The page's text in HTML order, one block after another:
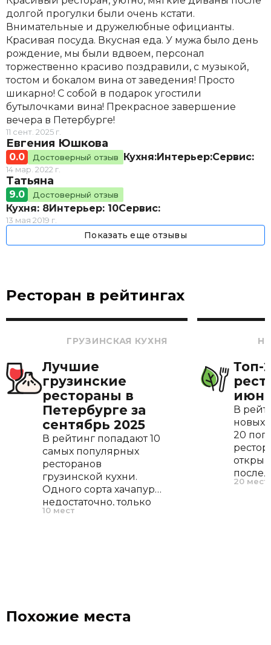
долгой прогулки были очень кстати.
Внимательные и дружелюбные официанты.
Красивая посуда. Вкусная еда. У мужа было день
рождение, мы были вдвоем, персонал
торжественно красиво поздравили, с музыкой,
тостом и бокалом вина от заведения! Просто
шикарно! С собой в подарок угостили
бутылочками вина! Прекрасное завершение
вечера в Петербурге!
11 сент. 2025 г.
Евгения Юшкова
0.0 Достоверный отзыв Кухня:Интерьер:Сервис:
14 мар. 2022 г.
Татьяна
9.0 Достоверный отзыв
Кухня: 8Интерьер: 10Сервис:
13 мая 2019 г.
Показать еще отзывы
Ресторан в рейтингах
ГРУЗИНСКАЯ КУХНЯ
Лучшие
грузинские
рестораны в
Петербурге за
сентябрь 2025
В рейтинг попадают 10
самых популярных
ресторанов
грузинской кухни.
Одного сорта хачапури
недостаточно, только
настоящий восточный
10 мест
Топ-
В
новых
20
По
20 мест
Похожие места